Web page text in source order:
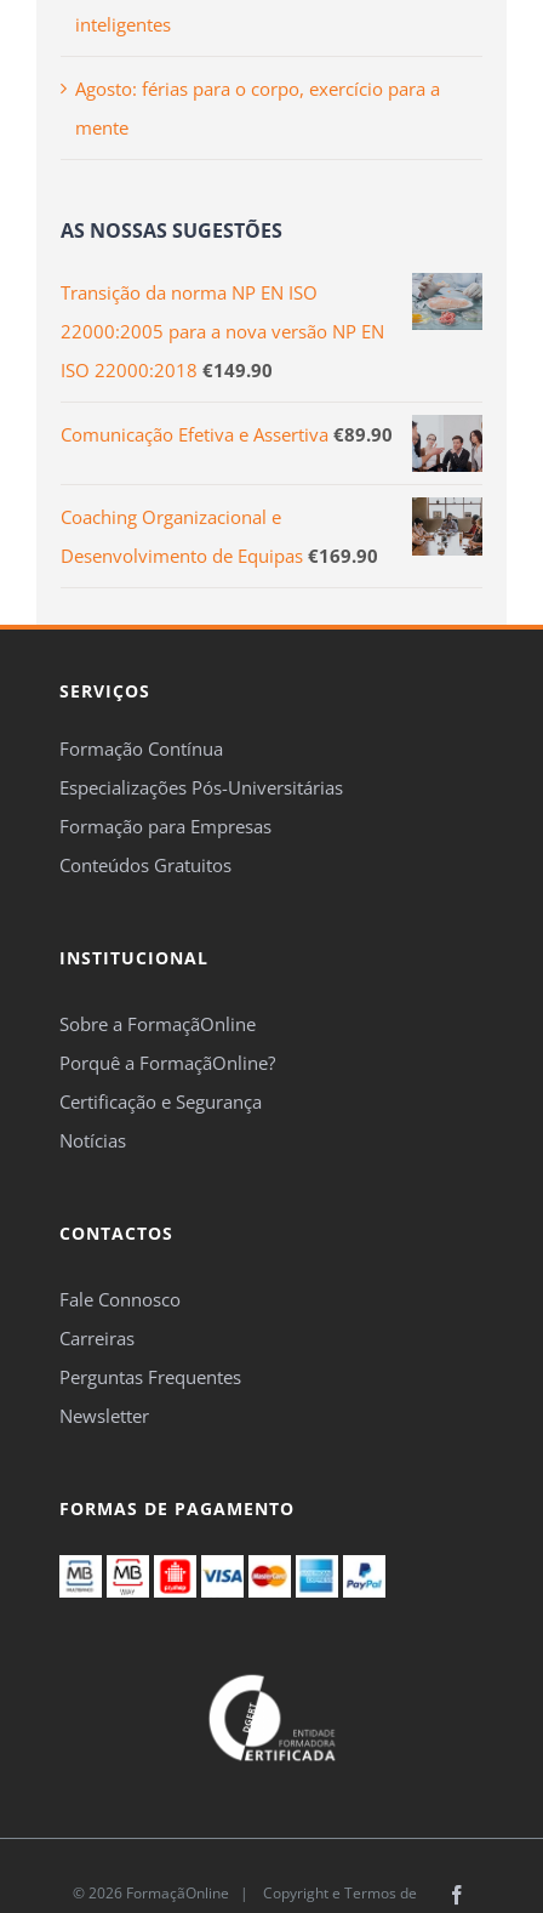
inteligentes
Agosto: férias para o corpo, exercício para a
mente
AS NOSSAS SUGESTÕES
Transição da norma NP EN ISO
22000:2005 para a nova versão NP EN
ISO 22000:2018 €149.90
Comunicação Efetiva e Assertiva €89.90
Coaching Organizacional e
Desenvolvimento de Equipas €169.90
SERVIÇOS
Formação Contínua
Especializações Pós-Universitárias
Formação para Empresas
Conteúdos Gratuitos
INSTITUCIONAL
Sobre a FormaçãOnline
Porquê a FormaçãOnline?
Certificação e Segurança
Notícias
CONTACTOS
Fale Connosco
Carreiras
Perguntas Frequentes
Newsletter
FORMAS DE PAGAMENTO
© 2026 FormaçãOnline | Copyright e Termos de